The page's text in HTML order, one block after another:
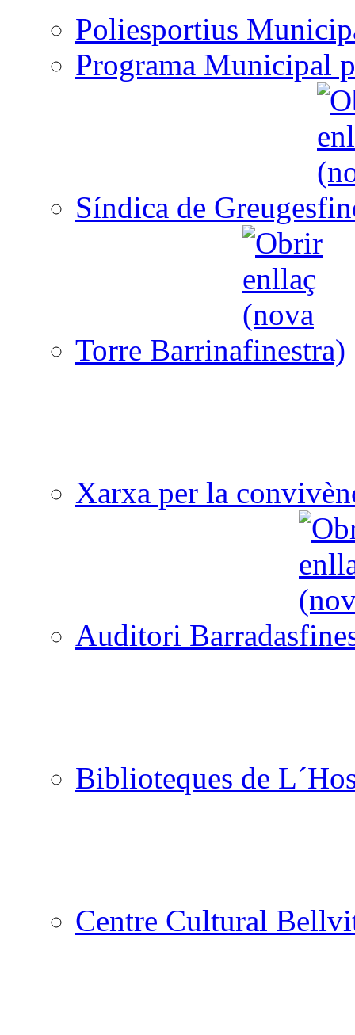
Poliesportius
Programa Municipal
Síndica de Greuges
Torre Barrina
Xarxa per la
Auditori Barradas
Biblioteques de
Centre Cultural